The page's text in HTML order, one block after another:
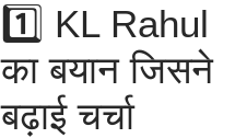
1️⃣ KL Rahul
का बयान जिसने
बढ़ाई चर्चा